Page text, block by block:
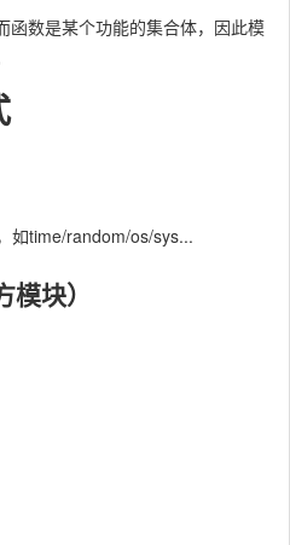
函数是某个功能的集合体，因此模
如time/random/os/sys...
块）